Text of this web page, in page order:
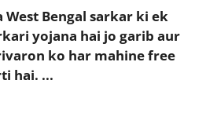
Bengal sarkar ki ek
yojana hai jo garib aur
ko har mahine free
hai. ...